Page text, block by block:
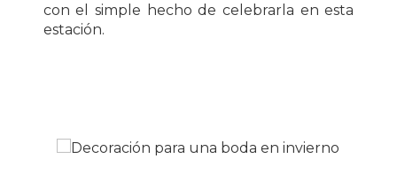
con el simple hecho de celebrarla en esta
estación.